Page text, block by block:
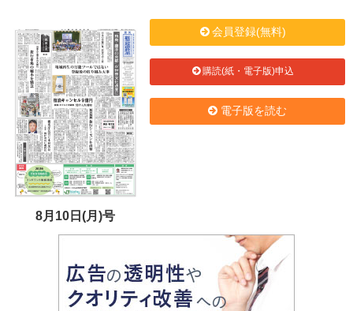
8月10日(月)号
会員登録(無料)
購読(紙・電子版)申込
電子版を読む